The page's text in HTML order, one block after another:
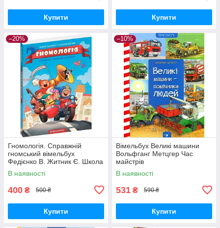
Купити Купити
–20%
Гномологія. Справжній
гномський вімельбух
Федієнко В. Житник Є. Школа
В наявності
400 ₴ 500 ₴
Купити
–10%
Вімельбух Великі машини
Вольфганг Метцгер Час
майстрів
В наявності
531 ₴ 590 ₴
Купити